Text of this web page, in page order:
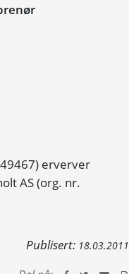
erverver
AS (org. nr.
Publisert: 18.03.2011